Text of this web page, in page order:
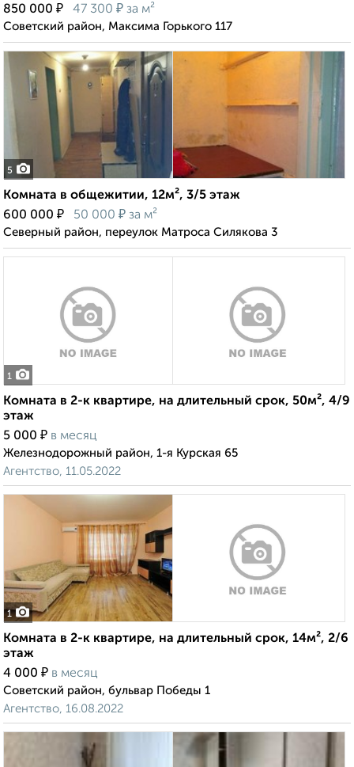
850 000 ₽ 47 300 ₽ за м²
Советский район, Максима Горького 117
5
Комната в общежитии, 12м², 3/5 этаж
600 000 ₽ 50 000 ₽ за м²
Северный район, переулок Матроса Силякова 3
1
Комната в 2-к квартире, на длительный срок, 50м², 4/9
этаж
5 000 ₽ в месяц
Железнодорожный район, 1-я Курская 65
Агентство, 11.05.2022
1
Комната в 2-к квартире, на длительный срок, 14м², 2/6
этаж
4 000 ₽ в месяц
Советский район, бульвар Победы 1
Агентство, 16.08.2022